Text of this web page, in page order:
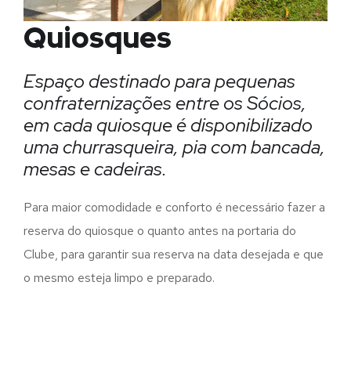
Quiosques
Espaço destinado para pequenas
confraternizações entre os Sócios,
em cada quiosque é disponibilizado
uma churrasqueira, pia com bancada,
mesas e cadeiras.
Para maior comodidade e conforto é necessário fazer a
reserva do quiosque o quanto antes na portaria do
Clube, para garantir sua reserva na data desejada e que
o mesmo esteja limpo e preparado.